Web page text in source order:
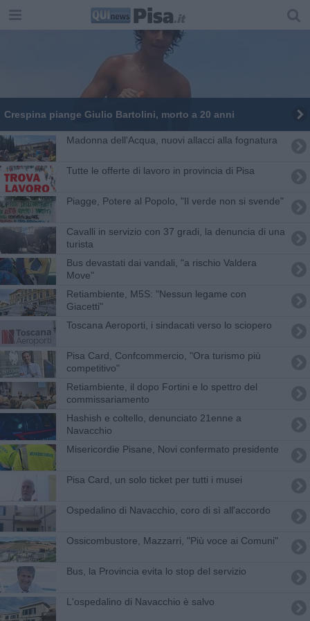
Crespina piange Giulio Bartolini, morto a 20 anni
Madonna dell'Acqua, nuovi allacci alla fognatura
​Tutte le offerte di lavoro in provincia di Pisa
Piagge, Potere al Popolo, "Il verde non si svende"
Cavalli in servizio con 37 gradi, la denuncia di una
turista
Bus devastati dai vandali, "a rischio Valdera
Move"
Retiambiente, M5S: "Nessun legame con
Giacetti"
Toscana Aeroporti, i sindacati verso lo sciopero
Pisa Card, Confcommercio, "Ora turismo più
competitivo"
Retiambiente, il dopo Fortini e lo spettro del
commissariamento
Hashish e coltello, denunciato 21enne a
Navacchio
Misericordie Pisane, Novi confermato presidente
Pisa Card, un solo ticket per tutti i musei
Ospedalino di Navacchio, coro di sì all'accordo
Ossicombustore, Mazzarri, "Più voce ai Comuni"
Bus, la Provincia evita lo stop del servizio
L'ospedalino di Navacchio è salvo